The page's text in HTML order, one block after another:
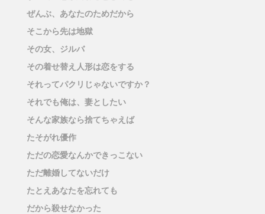
ぜんぶ、あなたのためだから
そこから先は地獄
その女、ジルバ
その着せ替え人形は恋をする
それってパクリじゃないですか？
それでも俺は、妻としたい
そんな家族なら捨てちゃえば
たそがれ優作
ただの恋愛なんかできっこない
ただ離婚してないだけ
たとえあなたを忘れても
だから殺せなかった